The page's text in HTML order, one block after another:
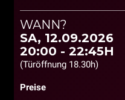
WANN?
SA, 12.09.2026
20:00 - 22:45H
(Türöffnung 18.30h)
Preise